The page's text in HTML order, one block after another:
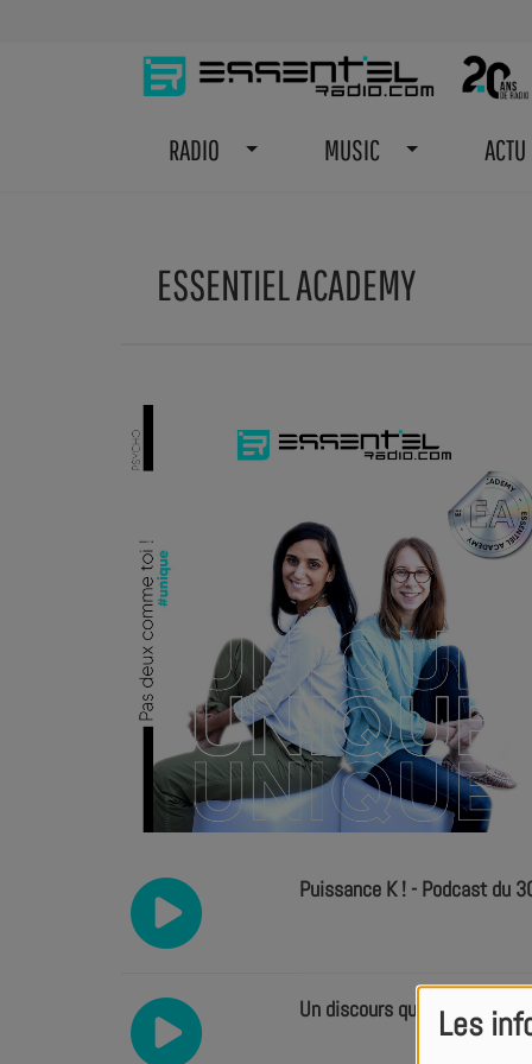
Les
RADIO MUSIC ACTU
ESSENTIEL ACADEMY
Puissance K ! - Podcast du
Un discours qui change tout